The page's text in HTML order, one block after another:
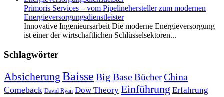
Primoris Services – vom Pipelinehersteller zum modernen
Energieversorgungsdienstleister
Innovative Ingenieursarbeit Die moderne Energieversorgung
ist einer der wirtschaftlichen Schlüsselsektoren...
Schlagwörter
Absicherung Baisse Big BaseBücherChina
Comeback David Ryan Dow Theory Einführung Erfahrung